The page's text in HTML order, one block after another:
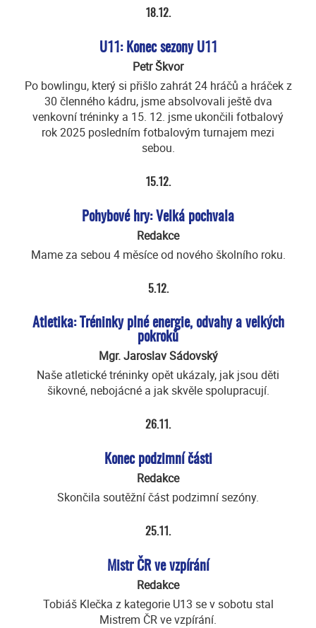
18.12.
U11: Konec sezony U11
Petr Škvor
Po bowlingu, který si přišlo zahrát 24 hráčů a hráček z
30 členného kádru, jsme absolvovali ještě dva
venkovní tréninky a 15. 12. jsme ukončili fotbalový
rok 2025 posledním fotbalovým turnajem mezi
sebou.
15.12.
Pohybové hry: Velká pochvala
Redakce
Mame za sebou 4 měsíce od nového školního roku.
5.12.
Atletika: Tréninky plné energie, odvahy a velkých
pokroků
Mgr. Jaroslav Sádovský
Naše atletické tréninky opět ukázaly, jak jsou děti
šikovné, nebojácné a jak skvěle spolupracují.
26.11.
Konec podzimní části
Redakce
Skončila soutěžní část podzimní sezóny.
25.11.
Mistr ČR ve vzpírání
Redakce
Tobiáš Klečka z kategorie U13 se v sobotu stal
Mistrem ČR ve vzpírání.